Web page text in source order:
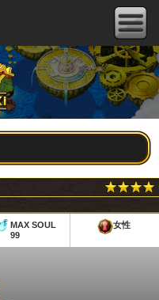
MAX SOUL
99
女性